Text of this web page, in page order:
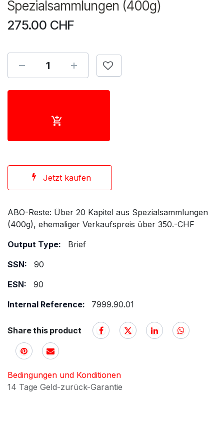
Spezialsammlungen (400g)
275.00 CHF
Jetzt kaufen
ABO-Reste: Über 20 Kapitel aus Spezialsammlungen
(400g), ehemaliger Verkaufspreis über 350.-CHF
Output Type:
Brief
SSN:
90
ESN:
90
Internal Reference:
7999.90.01
Share this product
Bedingungen und Konditionen
14 Tage Geld-zurück-Garantie